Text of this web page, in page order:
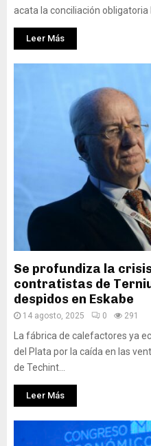
acata la conciliación obligatoria
Leer Más
Se profundiza la
contratistas de
despidos en Eskabe
14 agosto, 2025 0 291
La fábrica de calefactores ya
del Plata por la caída en las
de Techint...
Leer Más